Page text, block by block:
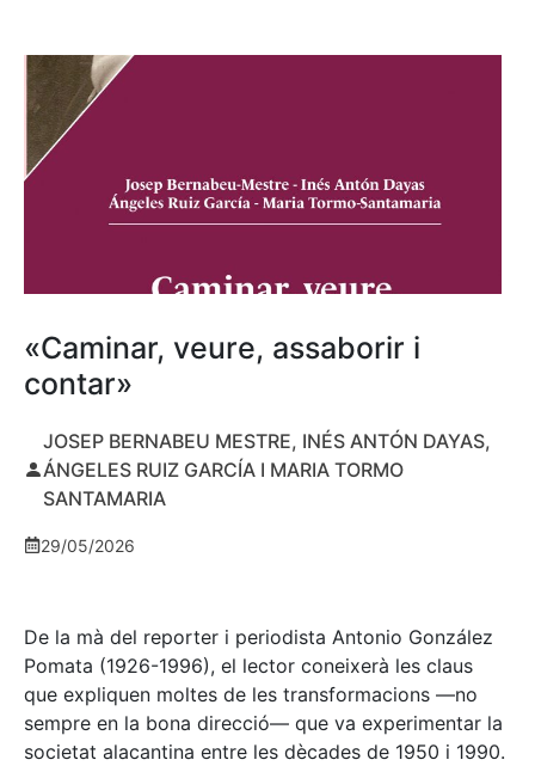
«Caminar, veure, assaborir i
contar»
JOSEP BERNABEU MESTRE, INÉS ANTÓN DAYAS,
ÁNGELES RUIZ GARCÍA I MARIA TORMO
SANTAMARIA
29/05/2026
De la mà del reporter i periodista Antonio González
Pomata (1926-1996), el lector coneixerà les claus
que expliquen moltes de les transformacions —no
sempre en la bona direcció— que va experimentar la
societat alacantina entre les dècades de 1950 i 1990.